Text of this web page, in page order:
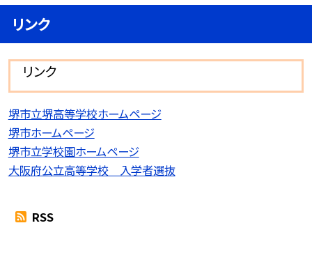
リンク
リンク
堺市立堺高等学校ホームページ
堺市ホームページ
堺市立学校園ホームページ
大阪府公立高等学校 入学者選抜
RSS